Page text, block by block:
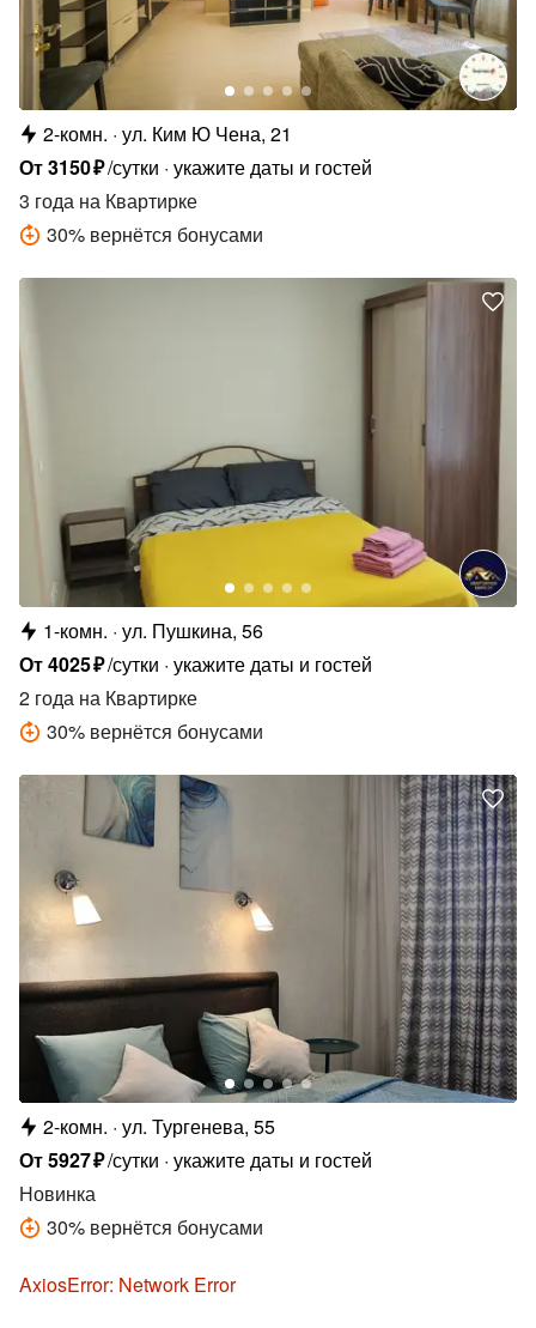
2-комн. ул. Ким Ю Чена, 21
От3150₽/сутки укажите даты и гостей
3 года на Квартирке
30% вернётся бонусами
1-комн. ул. Пушкина, 56
От4025₽/сутки укажите даты и гостей
2 года на Квартирке
30% вернётся бонусами
2-комн. ул. Тургенева, 55
От5927₽/сутки укажите даты и гостей
Новинка
30% вернётся бонусами
AxiosError: Network Error